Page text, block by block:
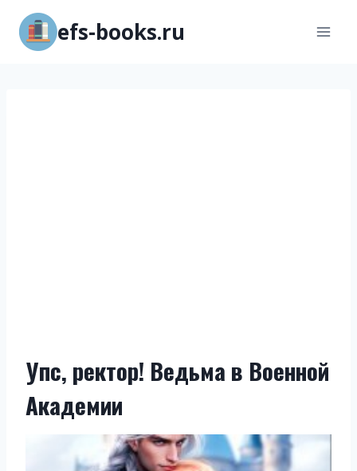
Перейти
содержимому
efs-books.ru
Упс, ректор! Ведьма в Военной
Академии